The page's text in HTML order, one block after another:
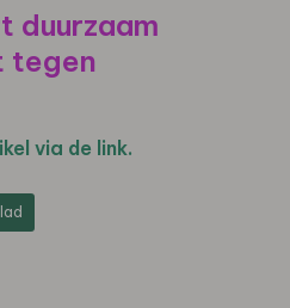
duurzaam
tegen
via de link.